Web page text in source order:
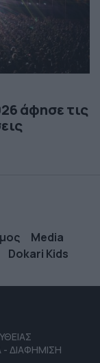
άφησε τις
Media
Dokari Kids
- ΔΙΑΦΗΜΙΣΗ